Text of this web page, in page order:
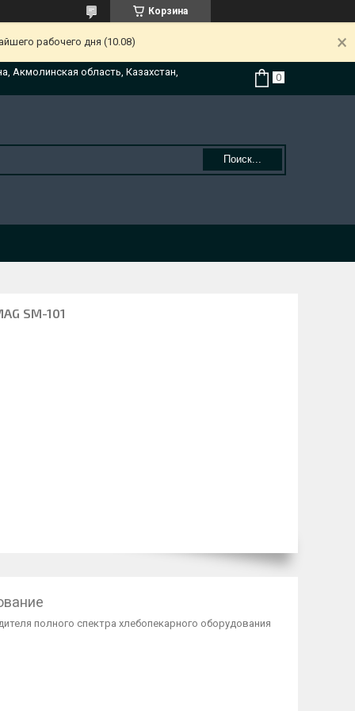
Корзина
рабочего дня (10.08)
Акмолинская область, Казахстан,
Поиск...
SM-101
полного спектра хлебопекарного оборудования